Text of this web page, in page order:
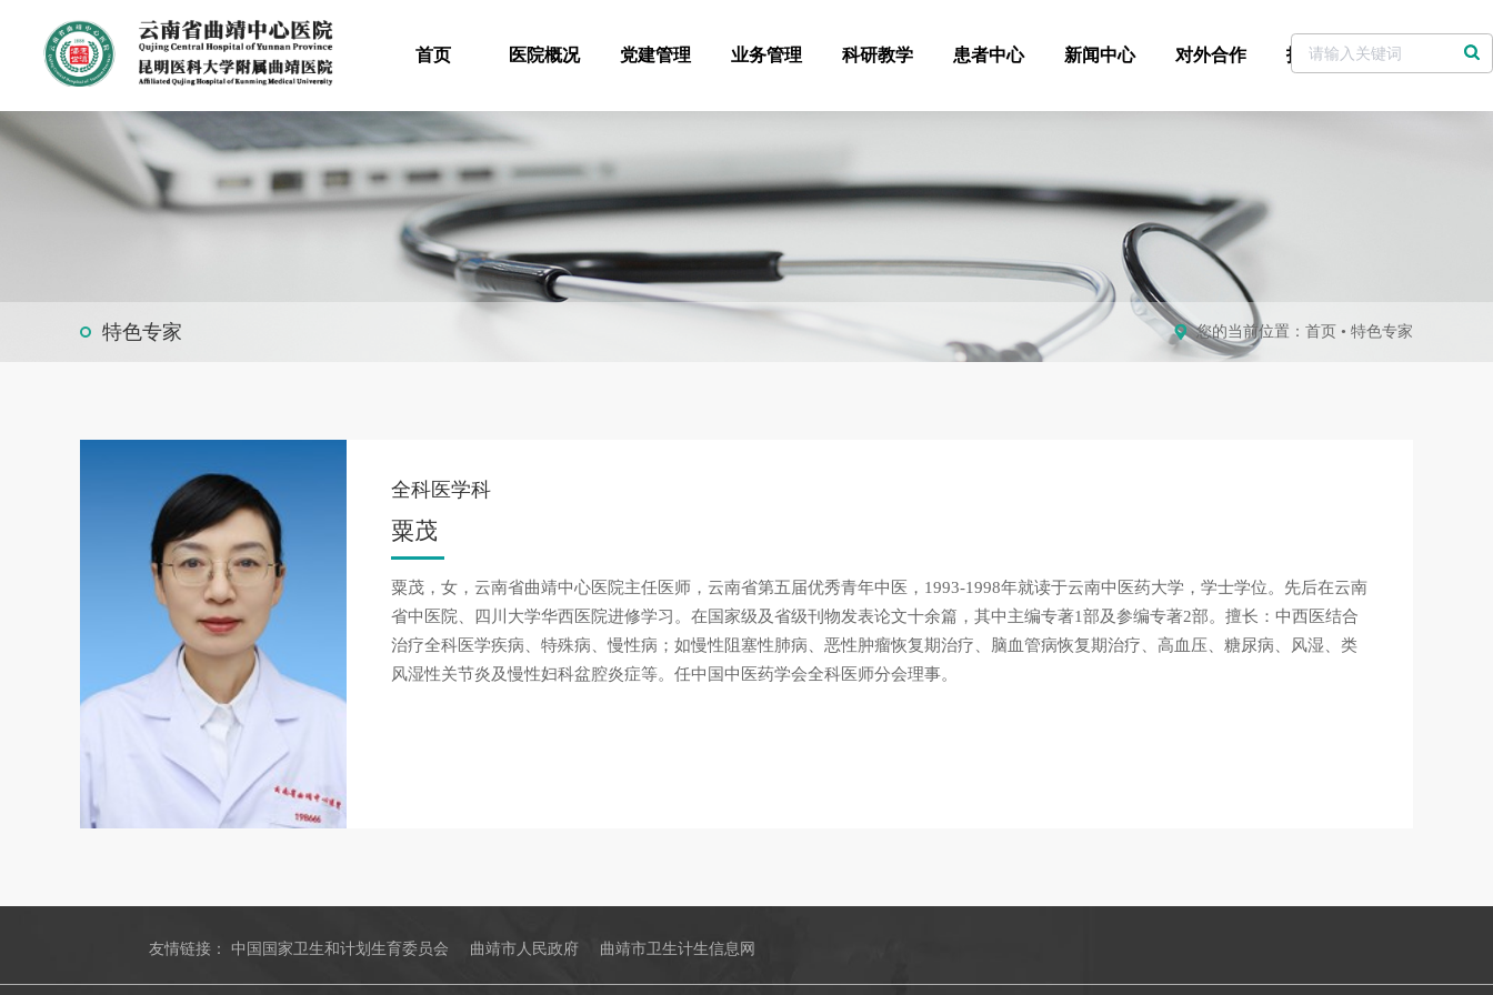
首页 医院概况 党建管理 业务管理 科研教学 患者中心 新闻中心 对外合作 招标采购 党委书记信箱
特色专家 您的当前位置： 首页 • 特色专家
全科医学科
粟茂
粟茂，女，云南省曲靖中心医院主任医师，云南省第五届优秀青年中医，1993-1998年就读于云南中医药大学，学士学位。先后在云南
省中医院、四川大学华西医院进修学习。在国家级及省级刊物发表论文十余篇，其中主编专著1部及参编专著2部。擅长：中西医结合
治疗全科医学疾病、特殊病、慢性病；如慢性阻塞性肺病、恶性肿瘤恢复期治疗、脑血管病恢复期治疗、高血压、糖尿病、风湿、类
风湿性关节炎及慢性妇科盆腔炎症等。任中国中医药学会全科医师分会理事。
友情链接：中国国家卫生和计划生育委员会 曲靖市人民政府 曲靖市卫生计生信息网